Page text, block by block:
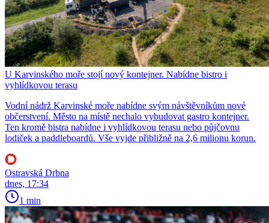
U Karvinského moře stojí nový kontejner. Nabídne bistro i
vyhlídkovou terasu
Vodní nádrž Karvinské moře nabídne svým návštěvníkům nové
občerstvení. Město na místě nechalo vybudovat gastro kontejner.
Ten kromě bistra nabídne i vyhlídkovou terasu nebo půjčovnu
lodiček a paddleboardů. Vše vyjde přibližně na 2,6 milionu korun.
Ostravská Drbna
dnes, 17:34
1 min